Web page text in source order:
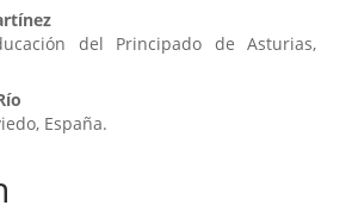
del Principado de Asturias,
España.